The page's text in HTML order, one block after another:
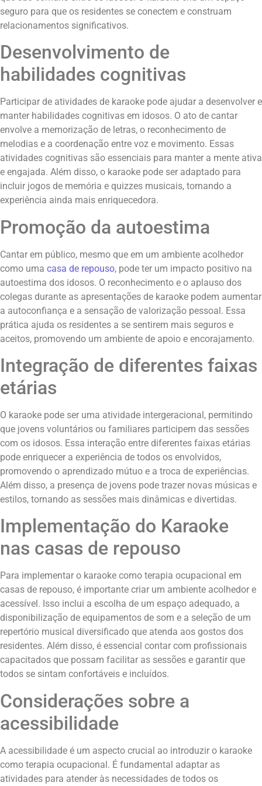
seguro para que os residentes se conectem e construam
relacionamentos significativos.
Desenvolvimento de
habilidades cognitivas
Participar de atividades de karaoke pode ajudar a desenvolver e
manter habilidades cognitivas em idosos. O ato de cantar
envolve a memorização de letras, o reconhecimento de
melodias e a coordenação entre voz e movimento. Essas
atividades cognitivas são essenciais para manter a mente ativa
e engajada. Além disso, o karaoke pode ser adaptado para
incluir jogos de memória e quizzes musicais, tornando a
experiência ainda mais enriquecedora.
Promoção da autoestima
Cantar em público, mesmo que em um ambiente acolhedor
como uma casa de repouso, pode ter um impacto positivo na
autoestima dos idosos. O reconhecimento e o aplauso dos
colegas durante as apresentações de karaoke podem aumentar
a autoconfiança e a sensação de valorização pessoal. Essa
prática ajuda os residentes a se sentirem mais seguros e
aceitos, promovendo um ambiente de apoio e encorajamento.
Integração de diferentes faixas
etárias
O karaoke pode ser uma atividade intergeracional, permitindo
que jovens voluntários ou familiares participem das sessões
com os idosos. Essa interação entre diferentes faixas etárias
pode enriquecer a experiência de todos os envolvidos,
promovendo o aprendizado mútuo e a troca de experiências.
Além disso, a presença de jovens pode trazer novas músicas e
estilos, tornando as sessões mais dinâmicas e divertidas.
Implementação do Karaoke
nas casas de repouso
Para implementar o karaoke como terapia ocupacional em
casas de repouso, é importante criar um ambiente acolhedor e
acessível. Isso inclui a escolha de um espaço adequado, a
disponibilização de equipamentos de som e a seleção de um
repertório musical diversificado que atenda aos gostos dos
residentes. Além disso, é essencial contar com profissionais
capacitados que possam facilitar as sessões e garantir que
todos se sintam confortáveis e incluídos.
Considerações sobre a
acessibilidade
A acessibilidade é um aspecto crucial ao introduzir o karaoke
como terapia ocupacional. É fundamental adaptar as
atividades para atender às necessidades de todos os